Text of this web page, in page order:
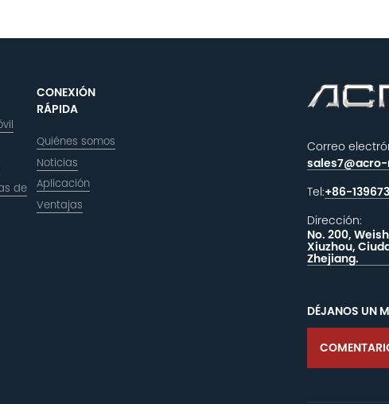
de
CONEXIÓN
RÁPIDA
Quiénes somos
Noticias
Aplicación
Ventajas
Correo
Tel:+86-
Dirección:
No. 200,
Xiuzhou,
Zhejiang.
DÉJANOS UN